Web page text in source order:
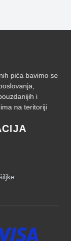
pića bavimo se
i
na teritoriji